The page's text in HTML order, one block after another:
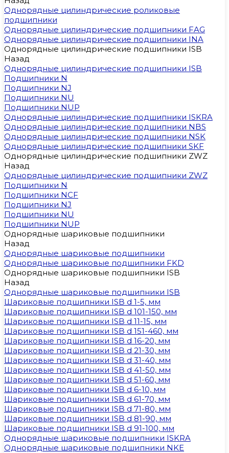
Однорядные цилиндрические роликовые
подшипники
Однорядные цилиндрические подшипники FAG
Однорядные цилиндрические подшипники INA
Однорядные цилиндрические подшипники ISB
Назад
Однорядные цилиндрические подшипники ISB
Подшипники N
Подшипники NJ
Подшипники NU
Подшипники NUP
Однорядные цилиндрические подшипники ISKRA
Однорядные цилиндрические подшипники NBS
Однорядные цилиндрические подшипники NSK
Однорядные цилиндрические подшипники SKF
Однорядные цилиндрические подшипники ZWZ
Назад
Однорядные цилиндрические подшипники ZWZ
Подшипники N
Подшипники NCF
Подшипники NJ
Подшипники NU
Подшипники NUP
Однорядные шариковые подшипники
Назад
Однорядные шариковые подшипники
Однорядные шариковые подшипники FKD
Однорядные шариковые подшипники ISB
Назад
Однорядные шариковые подшипники ISB
Шариковые подшипники ISB d 1-5, мм
Шариковые подшипники ISB d 101-150, мм
Шариковые подшипники ISB d 11-15, мм
Шариковые подшипники ISB d 151-460, мм
Шариковые подшипники ISB d 16-20, мм
Шариковые подшипники ISB d 21-30, мм
Шариковые подшипники ISB d 31-40, мм
Шариковые подшипники ISB d 41-50, мм
Шариковые подшипники ISB d 51-60, мм
Шариковые подшипники ISB d 6-10, мм
Шариковые подшипники ISB d 61-70, мм
Шариковые подшипники ISB d 71-80, мм
Шариковые подшипники ISB d 81-90, мм
Шариковые подшипники ISB d 91-100, мм
Однорядные шариковые подшипники ISKRA
Однорядные шариковые подшипники NKE